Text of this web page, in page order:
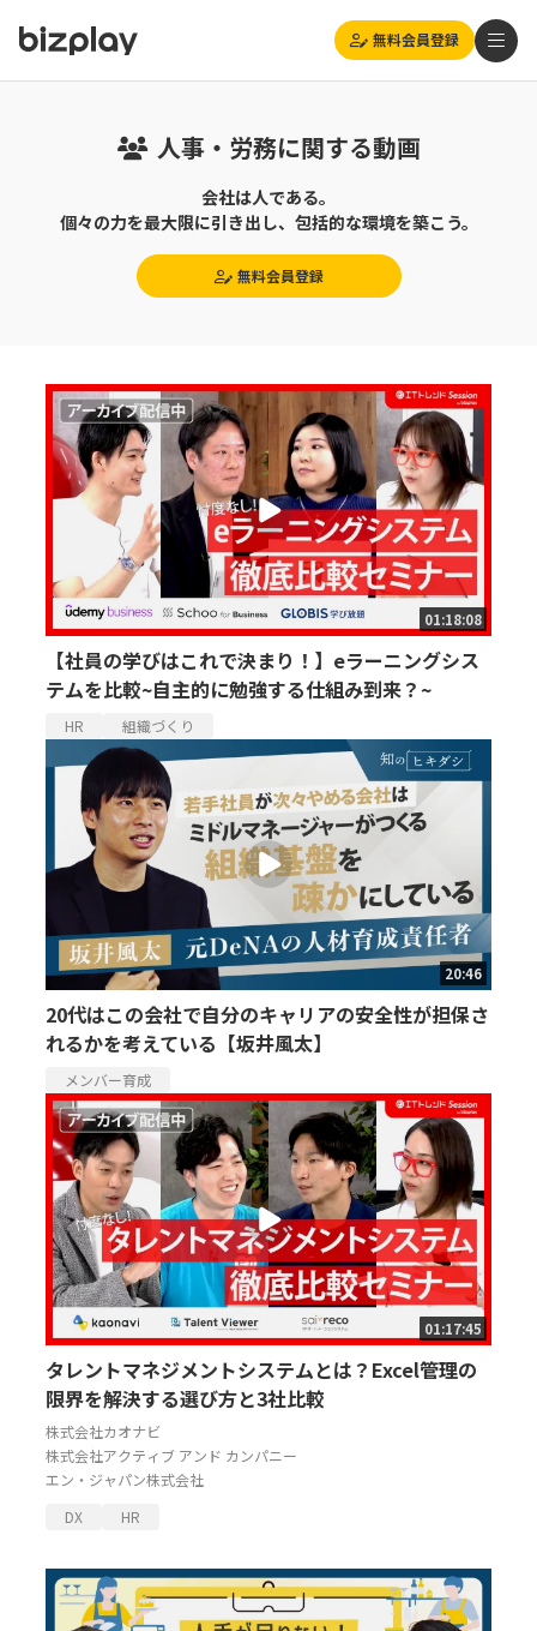
無料会員登録
人事・労務に関する動画
会社は人である。
個々の力を最大限に引き出し、包括的な環境を築こう。
無料会員登録
01:18:08
【社員の学びはこれで決まり！】eラーニングシス
テムを比較~自主的に勉強する仕組み到来？~
HR 組織づくり
20:46
20代はこの会社で自分のキャリアの安全性が担保さ
れるかを考えている【坂井風太】
メンバー育成
01:17:45
タレントマネジメントシステムとは？Excel管理の
限界を解決する選び方と3社比較
株式会社カオナビ
株式会社アクティブ アンド カンパニー
エン・ジャパン株式会社
DX
HR